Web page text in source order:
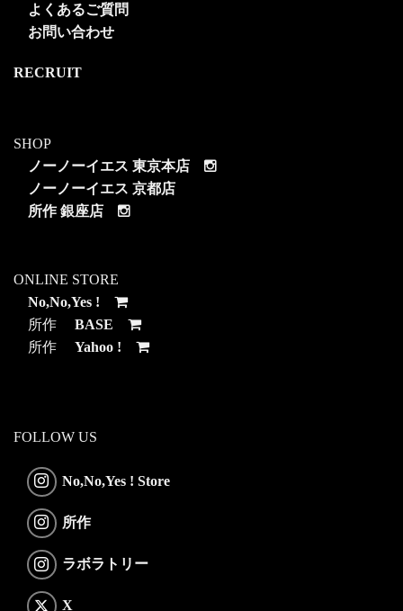
よくあるご質問
お問い合わせ
RECRUIT
SHOP
ノーノーイエス 東京本店
ノーノーイエス 京都店
所作 銀座店
ONLINE STORE
No,No,Yes !
所作 BASE
所作 Yahoo !
FOLLOW US
No,No,Yes ! Store
所作
ラボラトリー
X